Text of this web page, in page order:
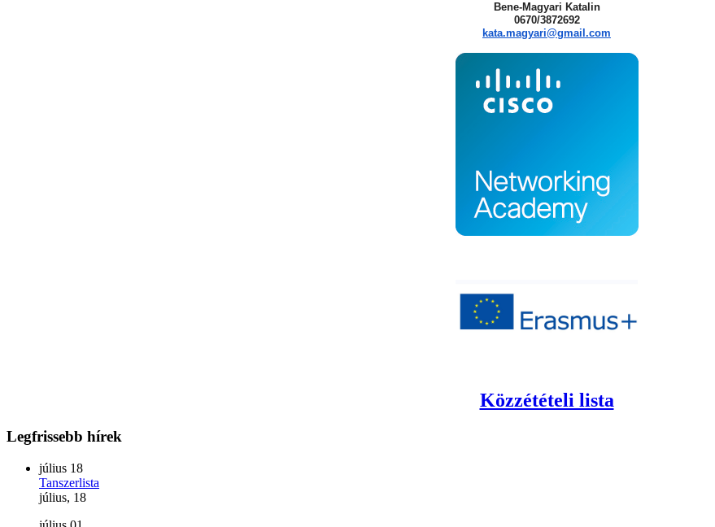
Bene-Magyari Katalin
0670/3872692
kata.magyari@gmail.com
Közzétételi lista
Legfrissebb hírek
július 18
Tanszerlista
július, 18